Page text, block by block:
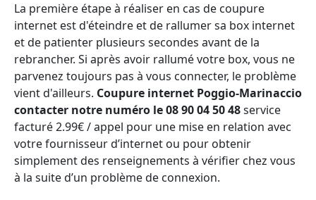
La première étape à réaliser en cas de coupure
internet est d'éteindre et de rallumer sa box internet
et de patienter plusieurs secondes avant de la
rebrancher. Si après avoir rallumé votre box, vous ne
parvenez toujours pas à vous connecter, le problème
vient d'ailleurs. Coupure internet Poggio-Marinaccio
contacter notre numéro le 08 90 04 50 48service
facturé 2.99€ / appel pour une mise en relation avec
votre fournisseur d’internet ou pour obtenir
simplement des renseignements à vérifier chez vous
à la suite d’un problème de connexion.